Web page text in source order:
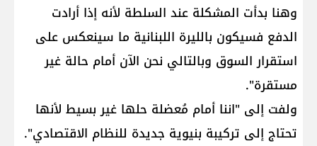
وهنا بدأت المشكلة عند السلطة لأنه إذا أرادت
الدفع فسيكون بالليرة اللبنانية ما سينعكس على
استقرار السوق وبالتالي نحن الآن أمام حالة غير
مستقرة".
ولفت إلى "اننا أمام مُعضلة حلها غير بسيط لأنها
تحتاج إلى تركيبة بنيوية جديدة للنظام الاقتصادي".